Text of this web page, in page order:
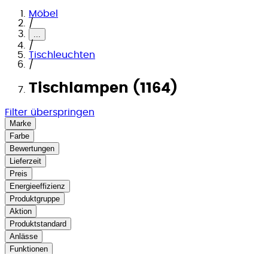
Möbel
/
...
/
Tischleuchten
/
Tischlampen (1164)
Filter überspringen
Marke
Farbe
Bewertungen
Lieferzeit
Preis
Energieeffizienz
Produktgruppe
Aktion
Produktstandard
Anlässe
Funktionen